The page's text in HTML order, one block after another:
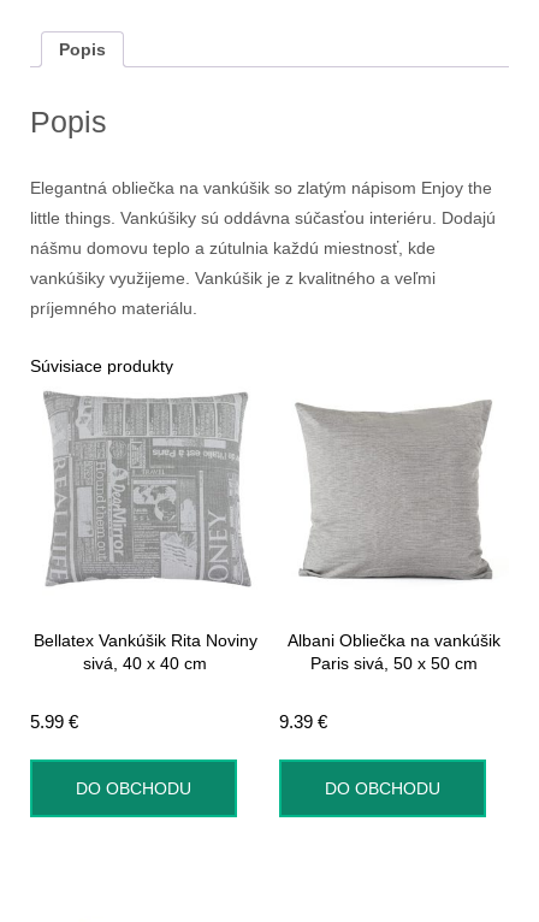
Popis
Popis
Elegantná obliečka na vankúšik so zlatým nápisom Enjoy the
little things. Vankúšiky sú oddávna súčasťou interiéru. Dodajú
nášmu domovu teplo a zútulnia každú miestnosť, kde
vankúšiky využijeme. Vankúšik je z kvalitného a veľmi
príjemného materiálu.
Súvisiace produkty
Bellatex Vankúšik Rita Noviny
sivá, 40 x 40 cm
5.99 €
DO OBCHODU
Albani Obliečka na vankúšik
Paris sivá, 50 x 50 cm
9.39 €
DO OBCHODU